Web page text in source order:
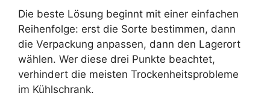
Die beste Lösung beginnt mit einer einfachen
Reihenfolge: erst die Sorte bestimmen, dann
die Verpackung anpassen, dann den Lagerort
wählen. Wer diese drei Punkte beachtet,
verhindert die meisten Trockenheitsprobleme
im Kühlschrank.